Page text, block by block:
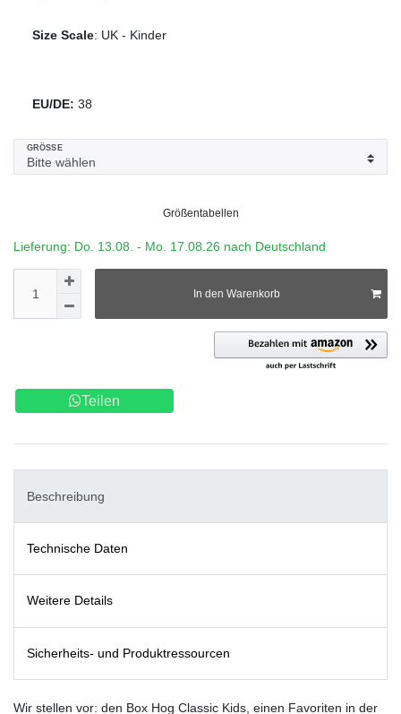
Size Scale: UK - Kinder
EU/DE: 38
GRÖSSE
Größentabellen
Lieferung: Do. 13.08. - Mo. 17.08.26 nach Deutschland
In den Warenkorb
Teilen
Beschreibung
Technische Daten
Weitere Details
Sicherheits- und Produktressourcen
Wir stellen vor: den Box Hog Classic Kids, einen Favoriten in der